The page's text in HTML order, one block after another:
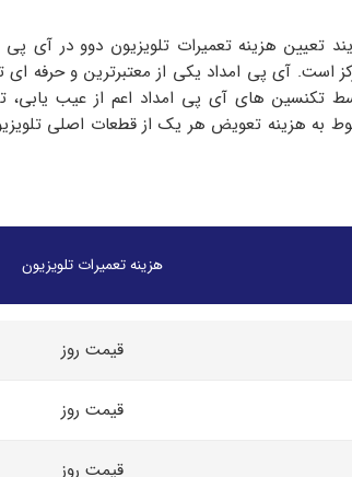
تعیین هزینه تعمیرات تلویزیون دوو در آی پی
است. آی پی امداد یکی از معتبرترین و حرفه
تکنسین های آی پی امداد اعم از عیب یابی،
به هزینه تعویض هر یک از قطعات اصلی
هزینه تعمیرات تلویزیون
قیمت روز
قیمت روز
قیمت روز